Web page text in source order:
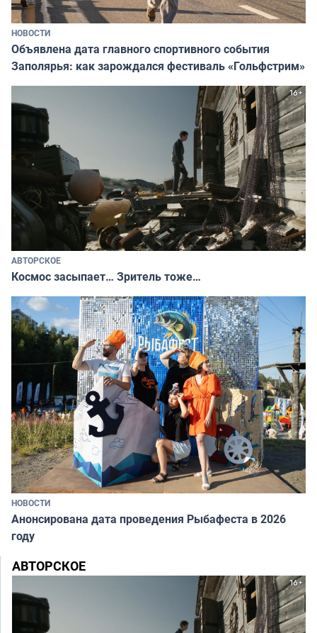
НОВОСТИ
Объявлена дата главного спортивного события
Заполярья: как зарождался фестиваль «Гольфстрим»
АВТОРСКОЕ
Космос засыпает… Зритель тоже…
НОВОСТИ
Анонсирована дата проведения Рыбафеста в 2026
году
АВТОРСКОЕ